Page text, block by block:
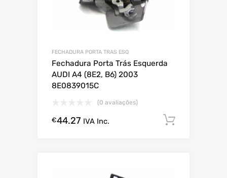
FECHADURA PORTA TRAS ESQ
Fechadura Porta Trás Esquerda
AUDI A4 (8E2, B6) 2003
8E0839015C
(0 avaliações)
€44.27 IVA Inc.